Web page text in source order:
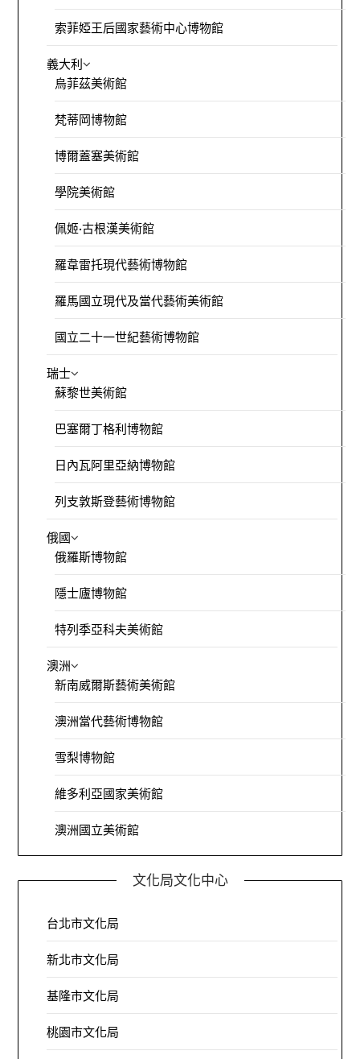
索菲婭王后國家藝術中心博物館
義大利
烏菲茲美術館
梵蒂岡博物館
博爾蓋塞美術館
學院美術館
佩姬·古根漢美術館
羅韋雷托現代藝術博物館
羅馬國立現代及當代藝術美術館
國立二十一世紀藝術博物館
瑞士
蘇黎世美術館
巴塞爾丁格利博物館
日內瓦阿里亞納博物館
列支敦斯登藝術博物館
俄國
俄羅斯博物館
隱士廬博物館
特列季亞科夫美術館
澳洲
新南威爾斯藝術美術館
澳洲當代藝術博物館
雪梨博物館
維多利亞國家美術館
澳洲國立美術館
文化局文化中心
台北市文化局
新北市文化局
基隆市文化局
桃園市文化局